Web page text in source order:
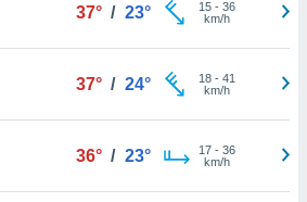
37° / 23° 15- 36
km/h
37° / 24° 18- 41
km/h
36° / 23° 17- 36
km/h